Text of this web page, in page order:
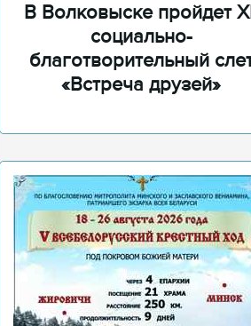
В Волковыске пройдет
социально-
благотворительный
«Встреча друзей»